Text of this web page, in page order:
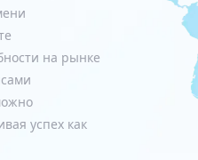
на рынке
успех как